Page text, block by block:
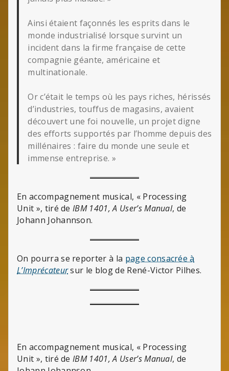
Ainsi étaient façonnés les esprits dans le
monde industrialisé lorsque survint un
incident dans la firme française de cette
compagnie géante, américaine et
multinationale.
Or c’était le temps où les pays riches, hérissés
d’industries, touffus de magasins, avaient
découvert une foi nouvelle, un projet digne
des efforts supportés par l’homme depuis des
millénaires : faire du monde une seule et
immense entreprise. »
En accompagnement musical, « Processing
Unit », tiré deIBM 1401, A User’s Manual, de
Johann Johannson.
On pourra se reporter à la page consacrée à
L’Imprécateursur le blog de René-Victor Pilhes.
En accompagnement musical, « Processing
Unit », tiré deIBM 1401, A User’s Manual, de